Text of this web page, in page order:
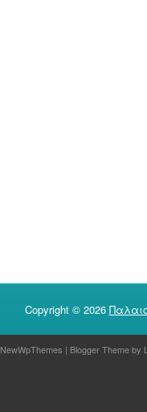
Copyright © 2026
NewWpThemes | Blogger Theme by